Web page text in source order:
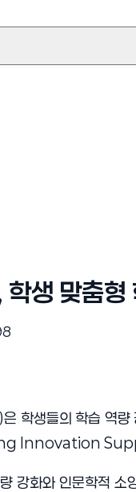
생 맞춤
학생들의 학습 역
Innovation
강화와 인문학적